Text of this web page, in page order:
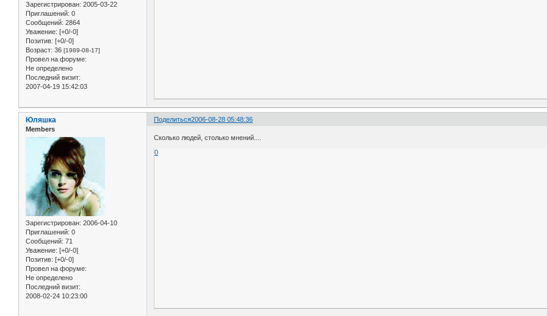
Зарегистрирован: 2005-03-22
Приглашений: 0
Сообщений: 2864
Уважение: [+0/-0]
Позитив: [+0/-0]
Возраст: 36 [1989-08-17]
Провел на форуме:
Не определено
Последний визит:
2007-04-19 15:42:03
Поделиться2006-08-28 05:48:36
Юляшка
Members
Зарегистрирован: 2006-04-10
Приглашений: 0
Сообщений: 71
Уважение: [+0/-0]
Позитив: [+0/-0]
Провел на форуме:
Не определено
Последний визит:
2008-02-24 10:23:00
Сколько людей, столько мнений....
0